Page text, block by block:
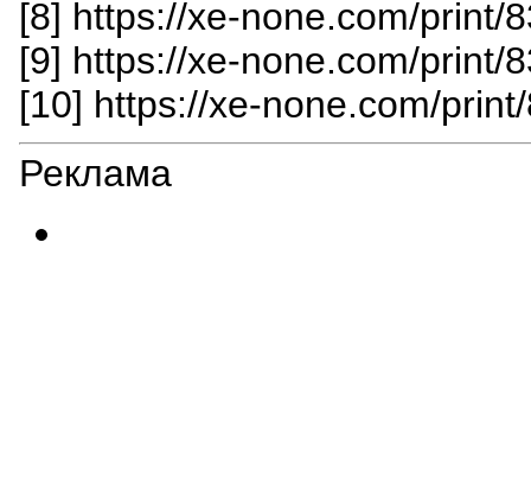
[8] https://xe-none.com/print/
[9] https://xe-none.com/print/
[10] https://xe-none.com/
Реклама